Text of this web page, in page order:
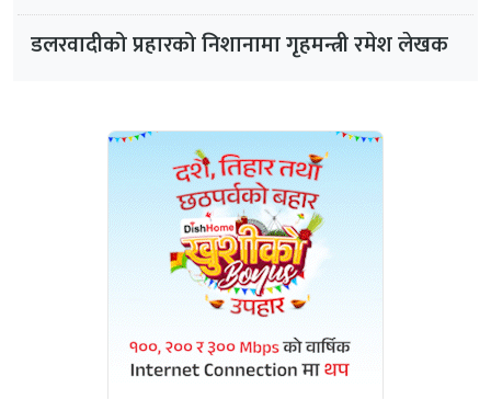
डलरवादीको प्रहारको निशानामा गृहमन्त्री रमेश लेखक